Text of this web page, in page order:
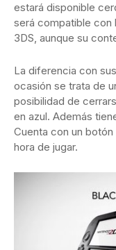
estará disponible
será compatible con
3DS, aunque su
La diferencia con
ocasión se trata de
posibilidad de
en azul. Además
Cuenta con un
hora de jugar.